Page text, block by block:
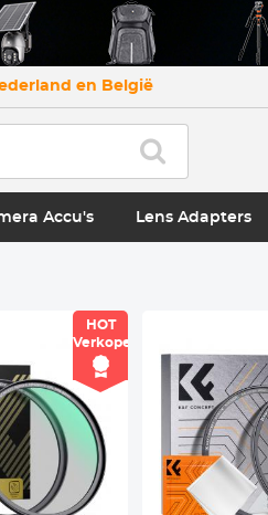
en België
Accu's Lens Adapters
HOT
Verkoper